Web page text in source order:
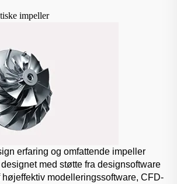
impeller
erfaring og omfattende impeller
med støtte fra designsoftware
modelleringssoftware, CFD-